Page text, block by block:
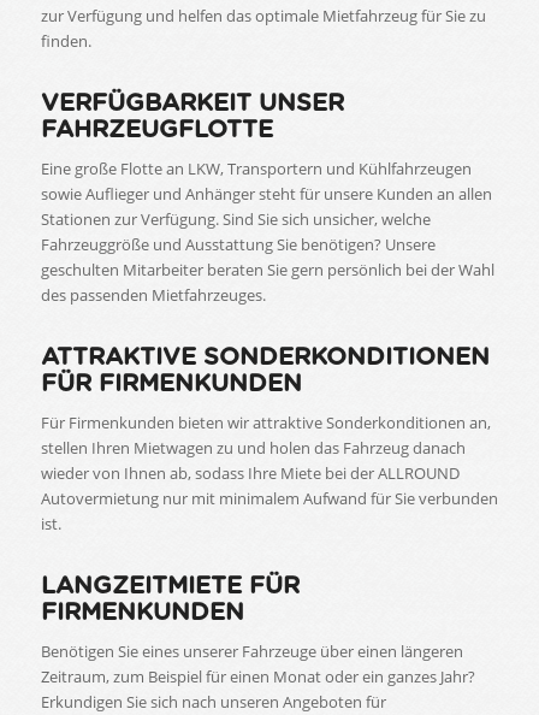
zur Verfügung und helfen das optimale Mietfahrzeug für Sie zu
finden.
VERFÜGBARKEIT UNSER
FAHRZEUGFLOTTE
Eine große Flotte an LKW, Transportern und Kühlfahrzeugen
sowie Auflieger und Anhänger steht für unsere Kunden an allen
Stationen zur Verfügung. Sind Sie sich unsicher, welche
Fahrzeuggröße und Ausstattung Sie benötigen? Unsere
geschulten Mitarbeiter beraten Sie gern persönlich bei der Wahl
des passenden Mietfahrzeuges.
ATTRAKTIVE SONDERKONDITIONEN
FÜR FIRMENKUNDEN
Für Firmenkunden bieten wir attraktive Sonderkonditionen an,
stellen Ihren Mietwagen zu und holen das Fahrzeug danach
wieder von Ihnen ab, sodass Ihre Miete bei der ALLROUND
Autovermietung nur mit minimalem Aufwand für Sie verbunden
ist.
LANGZEITMIETE FÜR
FIRMENKUNDEN
Benötigen Sie eines unserer Fahrzeuge über einen längeren
Zeitraum, zum Beispiel für einen Monat oder ein ganzes Jahr?
Erkundigen Sie sich nach unseren Angeboten für